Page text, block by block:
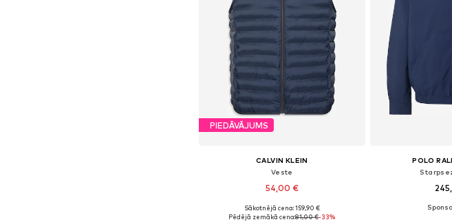
PIEDĀVĀJUMS
CALVIN KLEIN
Veste
54,00 €
Pieejamie izmēri: S, M, L, XL, XXL
Sākotnējā cena: 159,90 €
Pēdējā zemākā cena:81,00 €-33%
POLO
Pieejamie izmēri: